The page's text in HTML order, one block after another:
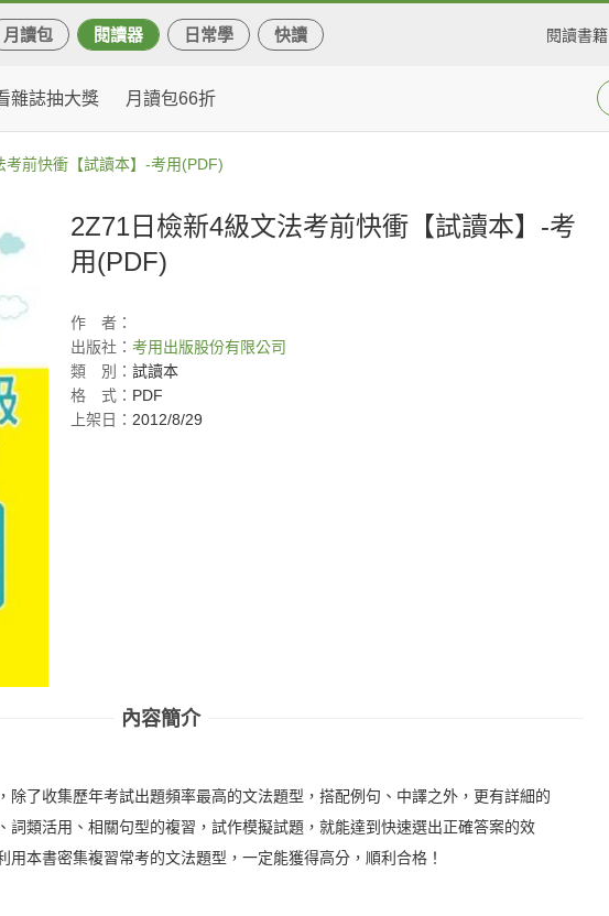
月讀包 閱讀器 日常學 快讀 閱讀書籍
雜誌抽大獎 月讀包66折
考前快衝【試讀本】-考用(PDF)
2Z71日檢新4級文法考前快衝【試讀本】-考
用(PDF)
作
者：
出版社： 考用出版股份有限公司
類
別： 試讀本
格
式： PDF
上架日： 2012/8/29
內容簡介
除了收集歷年考試出題頻率最高的文法題型，搭配例句、中譯之外，更有詳細的
詞類活用、相關句型的複習，試作模擬試題，就能達到快速選出正確答案的效
用本書密集複習常考的文法題型，一定能獲得高分，順利合格！